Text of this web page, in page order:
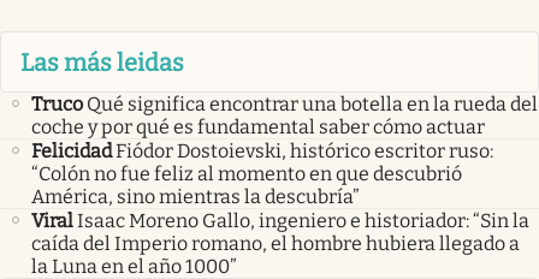
Las más leidas
Truco Qué significa encontrar una botella en la rueda del
coche y por qué es fundamental saber cómo actuar
FelicidadFiódor Dostoievski, histórico escritor ruso:
“Colón no fue feliz al momento en que descubrió
América, sino mientras la descubría”
ViralIsaac Moreno Gallo, ingeniero e historiador: “Sin la
caída del Imperio romano, el hombre hubiera llegado a
la Luna en el año 1000”